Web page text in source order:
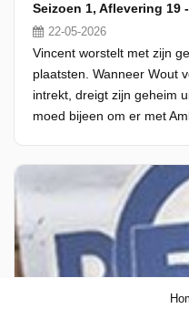
Seizoen 1, Aflevering 19
22-05-2026
Vincent worstelt met zijn
plaatsten. Wanneer Wout
intrekt, dreigt zijn geheim
moed bijeen om er met